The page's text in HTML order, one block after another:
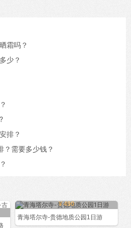
霜吗？
少？
排？
？需要多少钱？
¥ 490
青海塔尔寺-贵德地质公园1日游